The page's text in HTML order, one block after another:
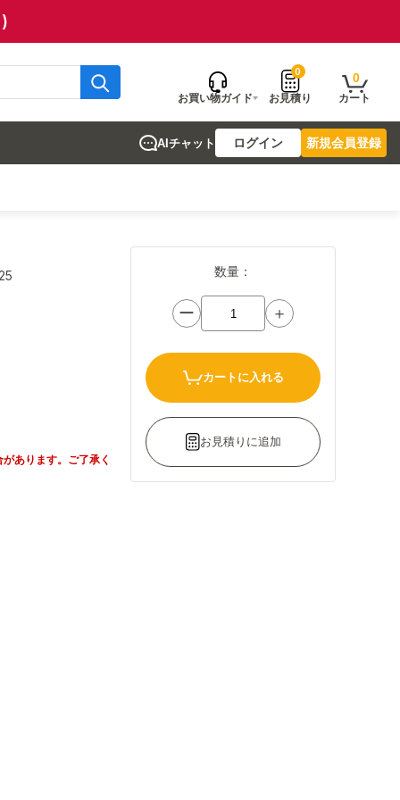
お買い物ガイド
0
お見積り
0
カート
AIチャット ログイン 新規会員登録
あります。ご了承く
数量：
ー ＋
カートに入れる
お見積りに追加